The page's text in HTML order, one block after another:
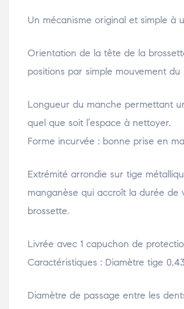
Un mécanisme original et simple à
Orientation de la tête de la
positions par simple mouvement du
Longueur du manche permettant
quel que soit l’espace à nettoyer.
Forme incurvée : bonne prise en
Extrémité arrondie sur tige
manganèse qui accroît la durée de
brossette.
Livrée avec 1 capuchon de
Caractéristiques : Diamètre tige
Diamètre de passage entre les